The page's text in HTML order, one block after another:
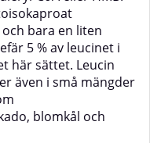
bara en liten
5 % av leucinet i
här sättet. Leucin
även i små mängder
blomkål och